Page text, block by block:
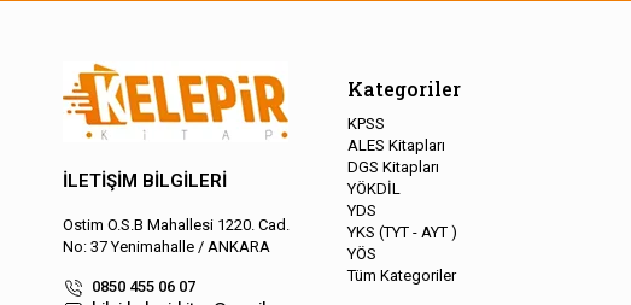
İLETİŞİM BİLGİLERİ
Ostim O.S.B Mahallesi 1220. Cad.
No: 37 Yenimahalle / ANKARA
0850 455 06 07
Kategoriler
KPSS
ALES Kitapları
DGS Kitapları
YÖKDİL
YDS
YKS (TYT - AYT )
YÖS
Tüm Kategoriler